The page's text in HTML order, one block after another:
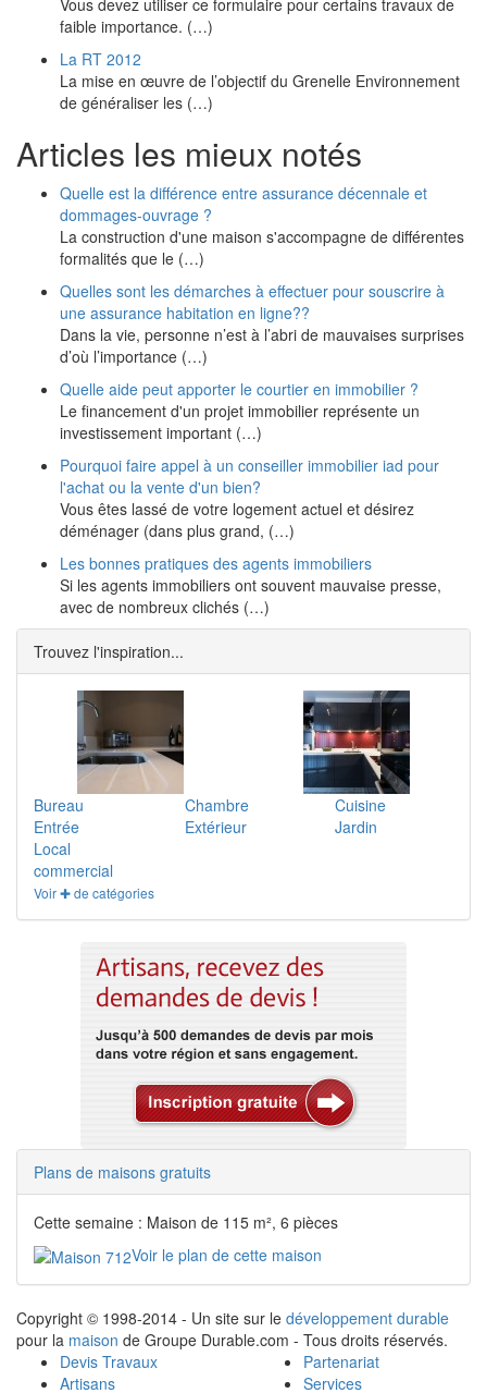
Vous devez utiliser ce formulaire pour certains travaux de
faible importance. (…)
La RT 2012
La mise en œuvre de l’objectif du Grenelle Environnement
de généraliser les (…)
Articles les mieux notés
Quelle est la différence entre assurance décennale et
dommages-ouvrage ?
La construction d'une maison s'accompagne de différentes
formalités que le (…)
Quelles sont les démarches à effectuer pour souscrire à
une assurance habitation en ligne??
Dans la vie, personne n’est à l’abri de mauvaises surprises
d’où l’importance (…)
Quelle aide peut apporter le courtier en immobilier ?
Le financement d'un projet immobilier représente un
investissement important (…)
Pourquoi faire appel à un conseiller immobilier iad pour
l'achat ou la vente d'un bien?
Vous êtes lassé de votre logement actuel et désirez
déménager (dans plus grand, (…)
Les bonnes pratiques des agents immobiliers
Si les agents immobiliers ont souvent mauvaise presse,
avec de nombreux clichés (…)
Trouvez l'inspiration...
Bureau Chambre
Cuisine
Entrée
Extérieur
Jardin
Local
commercial
Voir ✚ de catégories
Plans de maisons gratuits
Cette semaine : Maison de 115 m², 6 pièces
Voir le plan de cette maison
Copyright © 1998-2014 - Un site sur le développement durable
pour la maison de Groupe Durable.com - Tous droits réservés.
Devis Travaux
Artisans
Partenariat
Services